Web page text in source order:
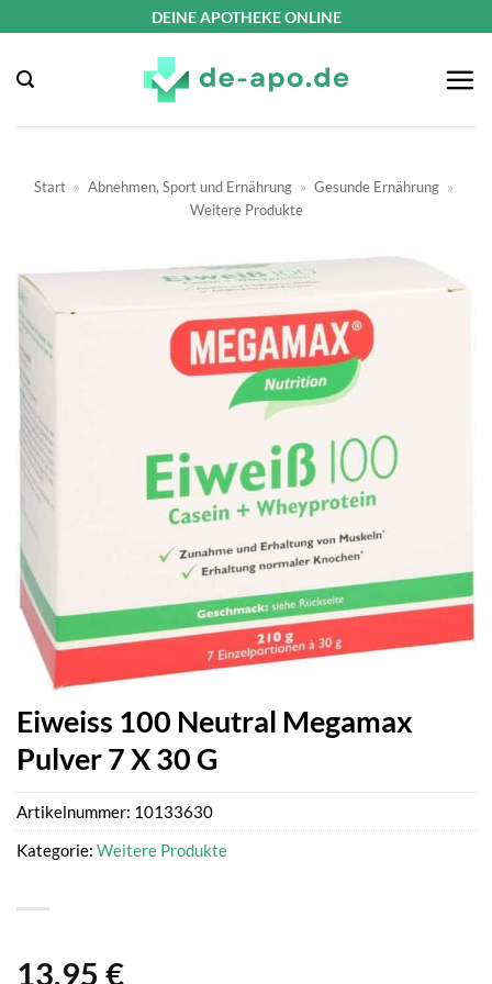
springen
DEINE APOTHEKE ONLINE
Start » Abnehmen, Sport und Ernährung » Gesunde Ernährung »
Weitere Produkte
Eiweiss 100 Neutral Megamax
Pulver 7 X 30 G
13,95 €
Artikelnummer: 10133630
Kategorie: Weitere Produkte